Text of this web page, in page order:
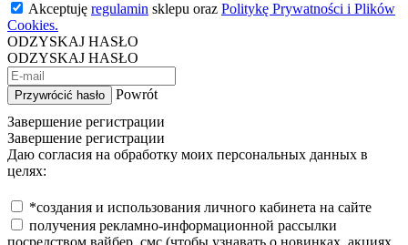
Akceptuję regulamin sklepu oraz Politykę Prywatności i Plików
Cookies.
ODZYSKAJ HASŁO
ODZYSKAJ HASŁO
Przywrócić hasło
Powrót
Завершение регистрации
Завершение регистрации
Даю согласия на обработку моих персональных данных в
целях:
*создания и использования личного кабинета на сайте
получения рекламно-информационной рассылки
посредством вайбер, смс (чтобы узнавать о новинках, акциях,